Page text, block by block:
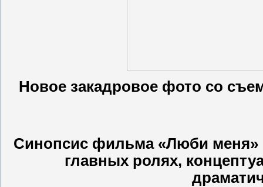
Новое закадровое фото со
Синопсис фильма «Люби
главных ролях,